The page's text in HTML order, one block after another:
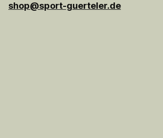
shop@sport-guerteler.de